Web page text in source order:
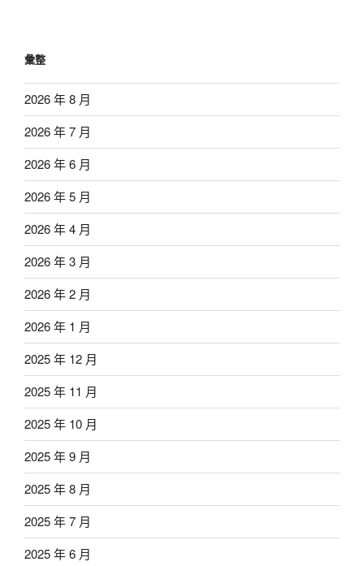
彙整
2026 年 8 月
2026 年 7 月
2026 年 6 月
2026 年 5 月
2026 年 4 月
2026 年 3 月
2026 年 2 月
2026 年 1 月
2025 年 12 月
2025 年 11 月
2025 年 10 月
2025 年 9 月
2025 年 8 月
2025 年 7 月
2025 年 6 月